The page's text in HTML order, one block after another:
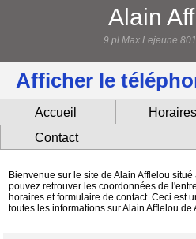
Alain
9 pl Max Lejeune
Afficher le
Accueil Horaires
Contact
Bienvenue sur le site de Alain Afflelou
pouvez retrouver les coordonnées de
horaires et formulaire de contact. Ceci est
toutes les informations sur Alain Afflelou de